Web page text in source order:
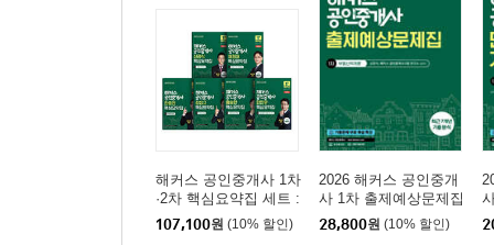
제1장 부동산금융
제2장 부동산증권론 및 개발금융
제7편 부동산개발 및 관리론
제2장 부동산관리
제3장 부동산마케팅 및 광고
해커스 공인중개사 1차
·2차 핵심요약집 세트 :
부동산학개론, 민법 및
민사특별법(채희대), 부
107,100원 (10% 할인)
2026 해커스 공인중개
사 1차 출제예상문제집
부동산학개론
28,800원 (10% 할인)